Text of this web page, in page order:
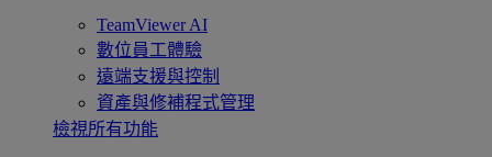
TeamViewer AI
數位員工體驗
遠端支援與控制
資產與修補程式管理
檢視所有功能